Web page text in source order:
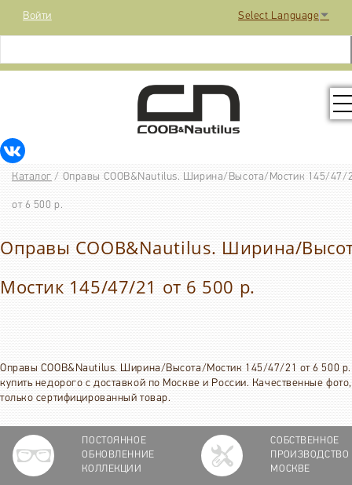
Select Language ▼
КОНТАКТЫ
МЕДИА
Войти
Каталог / Оправы COOB&Nautilus. Ширина/Высота/Мостик 145/47/
от 6 500 р.
Оправы COOB&Nautilus. Ширина/
Мостик 145/47/21 от 6 500 р.
Оправы COOB&Nautilus. Ширина/Высота/Мостик 145/47/21 от 6 500 р.
купить недорого с доставкой по Москве и России. Качественные фото,
только сертифицированный товар.
ПОСТОЯННОЕ
ОБНОВЛЕННИЕ
КОЛЛЕКЦИИ
СОБСТВЕННОЕ
ПРОИЗВОДСТВО
МОСКВЕ